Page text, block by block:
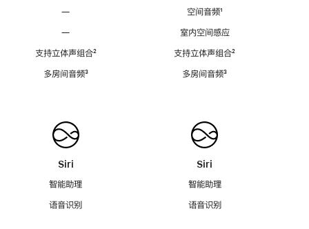
—
—
支持立体声组合脚
²
多房间音频脚
³
Siri
智能助理
语音识别
空间音频脚
¹
室内空间感应
支持立体声组合脚
²
多房间音频脚
³
Siri
智能助理
语音识别